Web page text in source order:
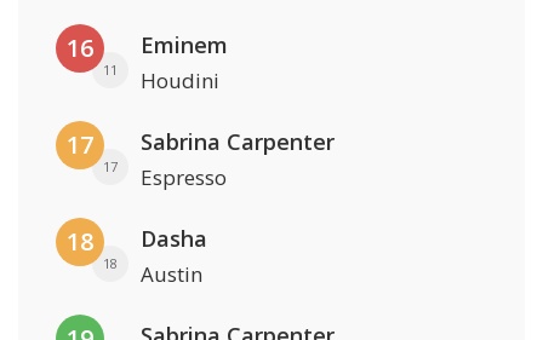
16
11
Eminem
Houdini
17
17
Sabrina Carpenter
Espresso
18
18
Dasha
Austin